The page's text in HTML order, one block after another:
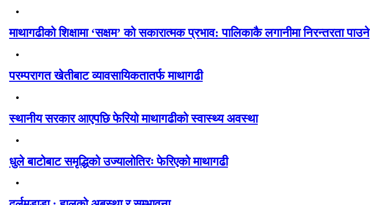
माथागढीको शिक्षामा ‘सक्षम’ को सकारात्मक प्रभाव: पालिकाकै लगानीमा निरन्तरता पाउने
परम्परागत खेतीबाट व्यावसायिकतातर्फ माथागढी
स्थानीय सरकार आएपछि फेरियो माथागढीको स्वास्थ्य अवस्था
धुले बाटोबाट समृद्धिको उज्यालोतिरः फेरिएको माथागढी